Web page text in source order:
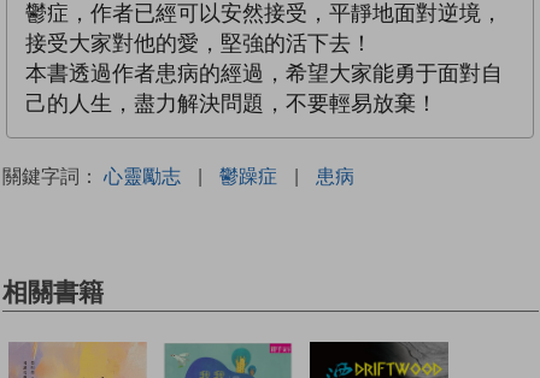
鬱症，作者已經可以安然接受，平靜地面對逆境，
接受大家對他的愛，堅強的活下去！
本書透過作者患病的經過，希望大家能勇于面對自
己的人生，盡力解決問題，不要輕易放棄！
關鍵字詞： 心靈勵志 | 鬱躁症 | 患病
相關書籍